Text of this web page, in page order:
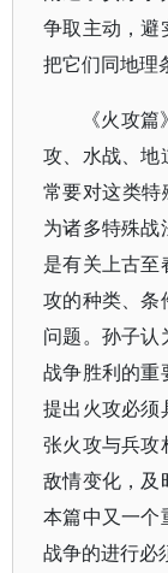
争取主动，避
把它们同地理
《火攻
攻、水战、地
常要对这类特
为诸多特殊战
是有关上古至
攻的种类、条
问题。孙子认
战争胜利的重
提出火攻必须
张火攻与兵攻
敌情变化，及
本篇中又一个
战争的进行必